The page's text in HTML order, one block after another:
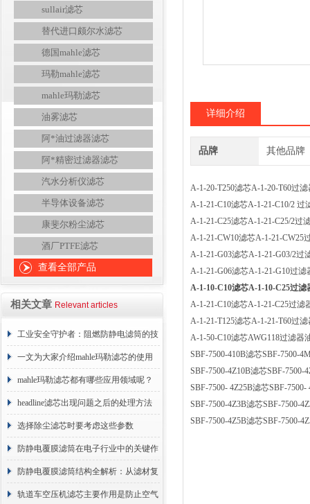
sullair滤芯
替代进口颇尔水滤芯
德国mahle滤芯
玛勒mahle滤芯
mahle玛勒滤芯
油雾滤芯
阿*油过滤器滤芯
阿*精密过滤器滤芯
汽水分析仪滤芯
半导体设备滤芯
康斐尔粉尘滤芯
酒厂PTFE滤芯
查看全部产品
相关文章 Relevant articles
工业安全守护者：阻燃防静电滤筒的技
术原理与应用解析
一文为大家介绍mahle玛勒滤芯的使用
原理
mahle玛勒滤芯都有哪些应用领域呢？
headline滤芯出现问题之后的处理方法
分享
选择除尘滤芯时要考虑这些参数
防静电覆膜滤筒在电子行业中的关键作
用
防静电覆膜滤筒结构全解析：从滤材复
合到整体成型
轨道车空压机滤芯主要作用是防止空气
详细介绍
品牌 其他品牌
A-1-20-T250滤芯A-1-20-T60过
A-1-21-C10滤芯A-1-21-C10/2 过
A-1-21-C25滤芯A-1-21-C25/2过
A-1-21-CW10滤芯A-1-21-CW25
A-1-21-G03滤芯A-1-21-G03/2过
A-1-21-G06滤芯A-1-21-G10过
A-1-10-C10滤芯A-1-10-C25过滤
A-1-21-C10滤芯A-1-21-C25过滤
A-1-21-T125滤芯A-1-21-T60过
A-1-50-C10滤芯AWG118过滤器
SBF-7500-410B滤芯SBF-7500-
SBF-7500-4Z10B滤芯SBF-
SBF-7500- 4Z25B滤芯SBF-
SBF-7500-4Z3B滤芯SBF-7500-
SBF-7500-4Z5B滤芯SBF-7500-